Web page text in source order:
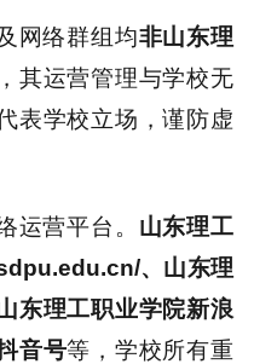
网络群组均非山东理
，其运营管理与学校无
表学校立场，谨防虚
运营平台。 山东理工
、 山东理
东理工职业学院新浪
音号等，学校所有重